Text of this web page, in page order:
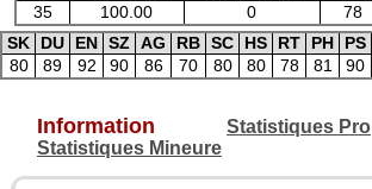
35
100.00 0 78
SK
DU EN SZ AG RB SC HS RT PH PS
80
89 92 90 86 70 80 80 78 81 90
Information
Statistiques Pro
Statistiques Mineure